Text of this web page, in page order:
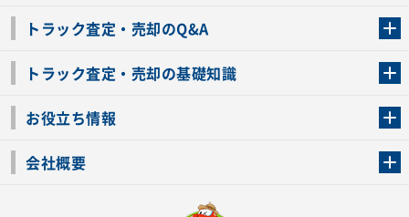
トラック査定・売却のQ&A
トラック査定・売却の基礎知識
お役立ち情報
会社概要